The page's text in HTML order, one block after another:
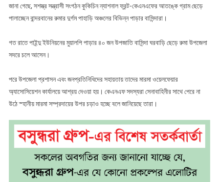
গোলাবারুদ
জানা গেছে, সশস্ত্র সন্ত্রাসী সংগঠন কুকিচিন ন্যাশনাল ফ্রন্ট-কেএনএফের আতঙ্কে গ্রাম ছেড়ে
পালাচ্ছেন বান্দরবানের রুমার দুর্গম পাহাড়ি অঞ্চলের বিভিন্ন পাড়ার বাসিন্দারা।
গত রাতে পাইন্দু ইউনিয়নের মুয়ালপি পাড়ার ৪০ জন উপজাতি বাসিন্দা ঘরবাড়ি ছেড়ে রুমা উপজেলা
সদরে চলে আসেন।
পরে উপজেলা প্রশাসন এবং জনপ্রতিনিধিদের সহায়তায় তাদের মারমা ওয়েলফেয়ার
অ্যাসোসিয়েশন কার্যালয়ে আশ্রয় দেওয়া হয়। কেএনএফ সদস্যরা সেনাবাহিনীর সাথে পেরে না
উঠে স্হানীয় মারমা সম্প্রদায়ের উপর চড়াও হচ্ছে বলে জানিয়েছে তারা।